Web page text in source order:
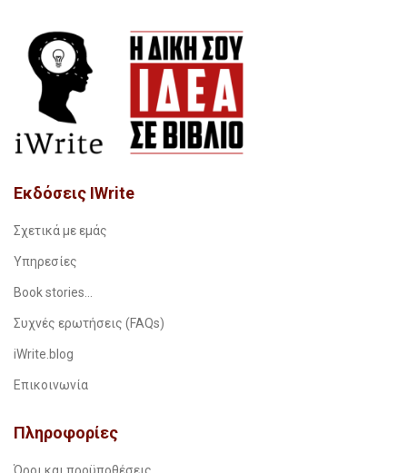
Εκδόσεις IWrite
Σχετικά με εμάς
Υπηρεσίες
Book stories…
Συχνές ερωτήσεις (FAQs)
iWrite.blog
Επικοινωνία
Πληροφορίες